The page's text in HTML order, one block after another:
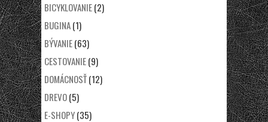
BICYKLOVANIE(2)
BUGINA(1)
BÝVANIE(63)
CESTOVANIE(9)
DOMÁCNOSŤ(12)
DREVO(5)
E-SHOPY(35)